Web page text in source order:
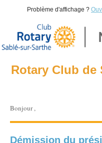
Problème d'affichage ?
Rotary Club de
Bonjour ,
Démission du